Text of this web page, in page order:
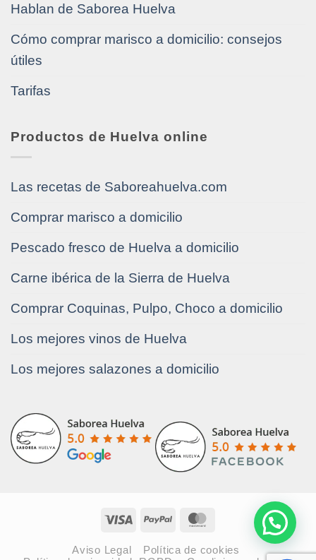
Hablan de Saborea Huelva
Cómo comprar marisco a domicilio: consejos
útiles
Tarifas
Productos de Huelva online
Las recetas de Saboreahuelva.com
Comprar marisco a domicilio
Pescado fresco de Huelva a domicilio
Carne ibérica de la Sierra de Huelva
Comprar Coquinas, Pulpo, Choco a domicilio
Los mejores vinos de Huelva
Los mejores salazones a domicilio
Visa PayPal MasterCard
Aviso Legal
Política de cookies